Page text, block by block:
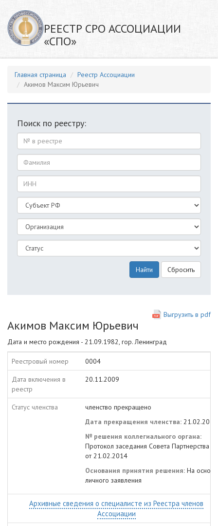
РЕЕСТР СРО АССОЦИАЦИИ
«СПО»
Главная страница
Реестр Ассоциации
Акимов Максим Юрьевич
Поиск по реестру:
Найти Сбросить
Выгрузить в pdf
Акимов Максим Юрьевич
Дата и место рождения - 21.09.1982, гор. Ленинград
Реестровый номер 0004
Дата включения в
реестр
20.11.2009
Статус членства
членство прекращено
Дата прекращения членства: 21.02.2014
№ решения коллегиального органа:
Протокол заседания Совета Партнерства
от 21.02.2014
Основания принятия решения: На
личного заявления
Архивные сведения о специалисте из Реестра членов
Ассоциации